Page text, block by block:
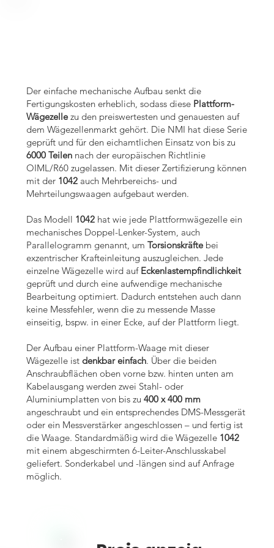
Der einfache mechanische Aufbau senkt die
Fertigungskosten erheblich, sodass diese Plattform-
Wägezellezu den preiswertesten und genauesten auf
dem Wägezellenmarkt gehört. Die NMI hat diese Serie
geprüft und für den eichamtlichen Einsatz von bis zu
6000 Teilennach der europäischen Richtlinie
OIML/R60 zugelassen. Mit dieser Zertifizierung können
mit der 1042auch Mehrbereichs- und
Mehrteilungswaagen aufgebaut werden.
Das Modell 1042hat wie jede Plattformwägezelle ein
mechanisches Doppel-Lenker-System, auch
Parallelogramm genannt, um Torsionskräftebei
exzentrischer Krafteinleitung auszugleichen. Jede
einzelne Wägezelle wird auf Eckenlastempfindlichkeit
geprüft und durch eine aufwendige mechanische
Bearbeitung optimiert. Dadurch entstehen auch dann
keine Messfehler, wenn die zu messende Masse
einseitig, bspw. in einer Ecke, auf der Plattform liegt.
Der Aufbau einer Plattform-Waage mit dieser
Wägezelle ist denkbar einfach. Über die beiden
Anschraubflächen oben vorne bzw. hinten unten am
Kabelausgang werden zwei Stahl- oder
Aluminiumplatten von bis zu 400 x 400 mm
angeschraubt und ein entsprechendes DMS-Messgerät
oder ein Messverstärker angeschlossen – und fertig ist
die Waage. Standardmäßig wird die Wägezelle 1042
mit einem abgeschirmten 6-Leiter-Anschlusskabel
geliefert. Sonderkabel und -längen sind auf Anfrage
möglich.